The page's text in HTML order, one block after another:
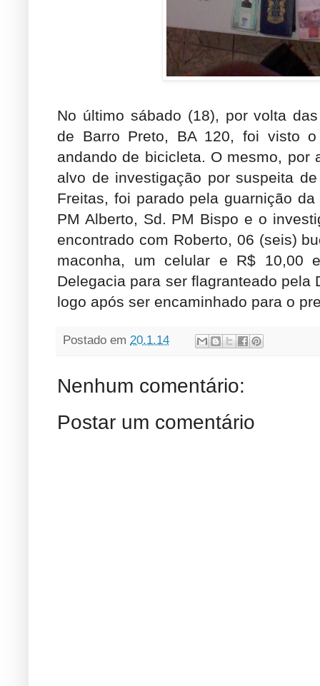
No último sábado (18), por volta
de Barro Preto, BA 120, foi visto
andando de bicicleta. O mesmo, por
alvo de investigação por suspeita
Freitas, foi parado pela guarnição
PM Alberto, Sd. PM Bispo e o
encontrado com Roberto, 06 (seis)
maconha, um celular e R$ 10,00
Delegacia para ser flagranteado pela
logo após ser encaminhado para o
Postado em 20.1.14
Nenhum comentário:
Postar um comentário